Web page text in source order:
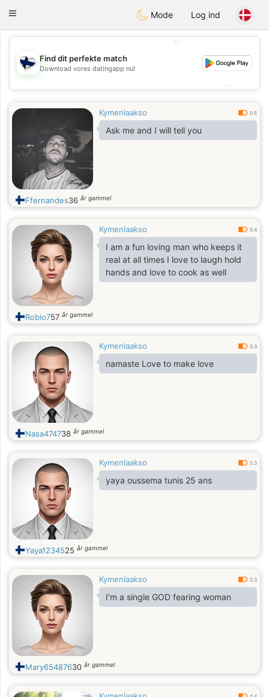
SuomenTreffit
Toggle
Mode Log ind
💖
💕
Find dit perfekte match
Download vores datingapp nu!
Kymenlaakso 0.5
Ask me and I will tell you
Ffernandes36 år gammel
Kymenlaakso 0.4
I am a fun loving man who keeps it
real at all times I love to laugh hold
hands and love to cook as well
Robio757 år gammel
Kymenlaakso 0.3
namaste Love to make love
Nasa474738 år gammel
Kymenlaakso 0.3
yaya oussema tunis 25 ans
Yaya1234525 år gammel
Kymenlaakso 0.3
I'm a single GOD fearing woman
Mary65487630 år gammel